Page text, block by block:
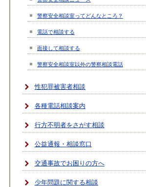
警察安全相談室ってどんなところ？
電話で相談する
面接して相談する
警察安全相談室以外の警察相談電話
性犯罪被害者相談
各種電話相談案内
行方不明者をさがす相談
公益通報・相談窓口
交通事故でお困りの方へ
少年問題に関する相談